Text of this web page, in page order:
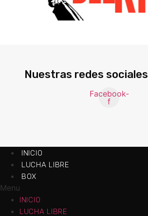
Nuestras redes sociales
Facebook-
f
INICIO
LUCHA LIBRE
BOX
Menu
INICIO
LUCHA LIBRE